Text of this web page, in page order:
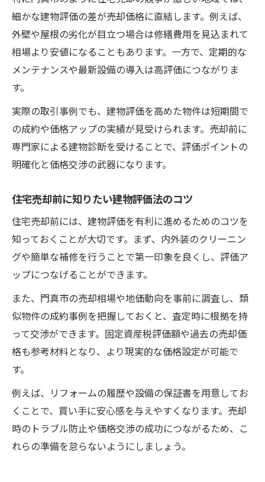
細かな建物評価の差が売却価格に直結します。例えば、
外壁や屋根の劣化が目立つ場合は修繕費用を見込まれて
相場より安値になることもあります。一方で、定期的な
メンテナンスや最新設備の導入は高評価につながりま
す。
実際の取引事例でも、建物評価を高めた物件は短期間で
の成約や価格アップの実績が見受けられます。売却前に
専門家による建物診断を受けることで、評価ポイントの
明確化と価格交渉の武器になります。
住宅売却前に知りたい建物評価法のコツ
住宅売却前には、建物評価を有利に進めるためのコツを
知っておくことが大切です。まず、内外装のクリーニン
グや簡単な補修を行うことで第一印象を良くし、評価ア
ップにつなげることができます。
また、門真市の売却相場や地価動向を事前に調査し、類
似物件の成約事例を把握しておくと、査定時に根拠を持
って交渉ができます。固定資産税評価額や過去の売却価
格も参考材料となり、より現実的な価格設定が可能で
す。
例えば、リフォームの履歴や設備の保証書を用意してお
くことで、買い手に安心感を与えやすくなります。売却
時のトラブル防止や価格交渉の成功につながるため、こ
れらの準備を怠らないようにしましょう。